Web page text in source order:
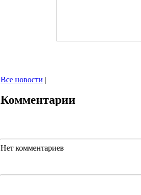
Все новости |
Комментарии
Нет комментариев